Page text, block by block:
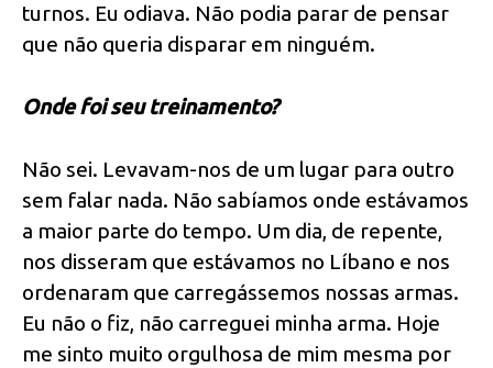
turnos. Eu odiava. Não podia parar de pensar
que não queria disparar em ninguém.
Onde foi seu treinamento?
Não sei. Levavam-nos de um lugar para outro
sem falar nada. Não sabíamos onde estávamos
a maior parte do tempo. Um dia, de repente,
nos disseram que estávamos no Líbano e nos
ordenaram que carregássemos nossas armas.
Eu não o fiz, não carreguei minha arma. Hoje
me sinto muito orgulhosa de mim mesma por